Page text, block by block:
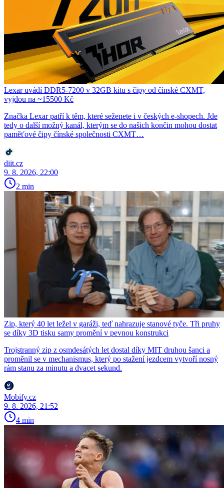
Lexar uvádí DDR5-7200 v 32GB kitu s čipy od čínské CXMT,
vyjdou na ~15500 Kč
Značka Lexar patří k těm, které seženete i v českých e-shopech. Jde
tedy o další možný kanál, kterým se do našich končin mohou dostat
paměťové čipy čínské společnosti CXMT…
diit.cz
9. 8. 2026, 22:00
2 min
Zip, který 40 let ležel v garáži, teď nahrazuje stanové tyče. Tři pruhy
se díky 3D tisku samy promění v pevnou konstrukci
Trojstranný zip z osmdesátých let dostal díky MIT druhou šanci a
proměnil se v mechanismus, který po stažení jezdcem vytvoří nosný
rám stanu za minutu a dvacet sekund.
Mobify.cz
9. 8. 2026, 21:52
4 min